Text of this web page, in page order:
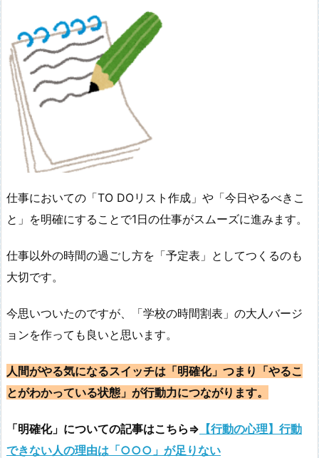
仕事においての「TO DOリスト作成」や「今日やるべきこ
と」を明確にすることで1日の仕事がスムーズに進みます。
仕事以外の時間の過ごし方を「予定表」としてつくるのも
大切です。
今思いついたのですが、「学校の時間割表」の大人バージ
ョンを作っても良いと思います。
人間がやる気になるスイッチは「明確化」つまり「やるこ
とがわかっている状態」が行動力につながります。
「明確化」についての記事はこちら⇒ 【行動の心理】行動
できない人の理由は「○○○」が足りない